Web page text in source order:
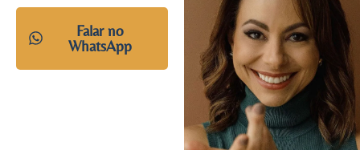
Falar no
WhatsApp